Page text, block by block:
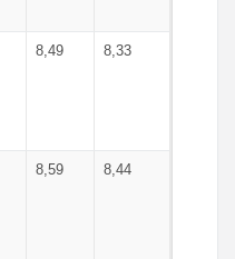
8,49 8,33
8,59 8,44